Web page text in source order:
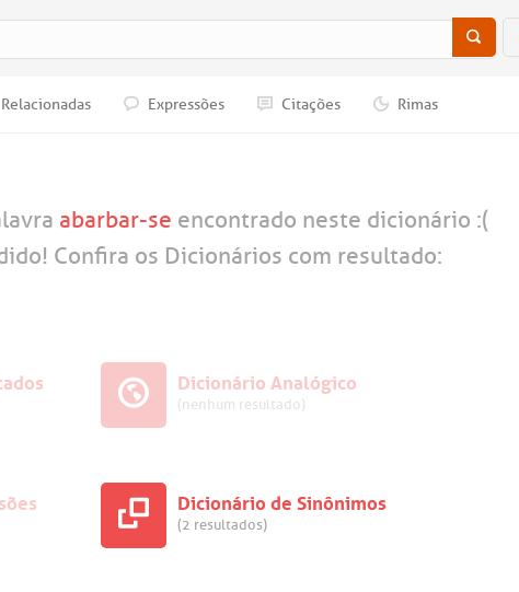
Relacionadas Expressões Citações Rimas
abarbar-se encontrado neste dicionário :(
Confira os Dicionários com resultado:
Dicionário Analógico
(nenhum resultado)
Dicionário de Sinônimos
(2 resultados)